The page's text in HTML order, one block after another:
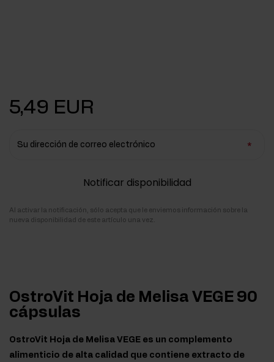
5,49 EUR
Su dirección de correo electrónico
Notificar disponibilidad
Al activar la notificación, sólo acepta que le enviemos información sobre la
nueva disponibilidad de este artículo una vez.
OstroVit Hoja de Melisa VEGE 90
cápsulas
OstroVit Hoja de Melisa VEGE es un complemento
alimenticio de alta calidad que contiene extracto de